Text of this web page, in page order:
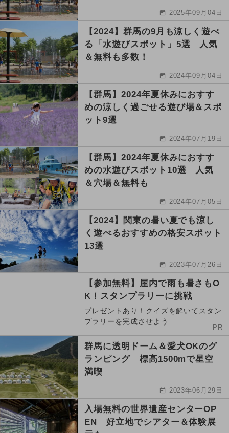
2025年09月04日
【2024】群馬の9月も涼しく遊べ
る「水遊びスポット」5選 人気
＆無料も多数！
2024年09月04日
【群馬】2024年夏休みにおすす
めの涼しく過ごせる遊び場＆スポ
ット9選
2024年07月19日
【群馬】2024年夏休みにおすす
めの水遊びスポット10選 人気
＆穴場＆無料も
2024年07月05日
【2024】関東の暑い夏でも涼し
く遊べるおすすめの格安スポット
13選
2023年07月26日
【参加無料】屋内で雨も暑さもO
K！スタンプラリーに挑戦
プレゼントあり！クイズを解いてスタン
プラリーを完成させよう
PR
群馬に透明ドーム＆愛犬OKのグ
ランピング 標高1500mで星空
満喫
2023年06月29日
入場無料の世界遺産センターOP
EN 好立地でシアター＆体験展